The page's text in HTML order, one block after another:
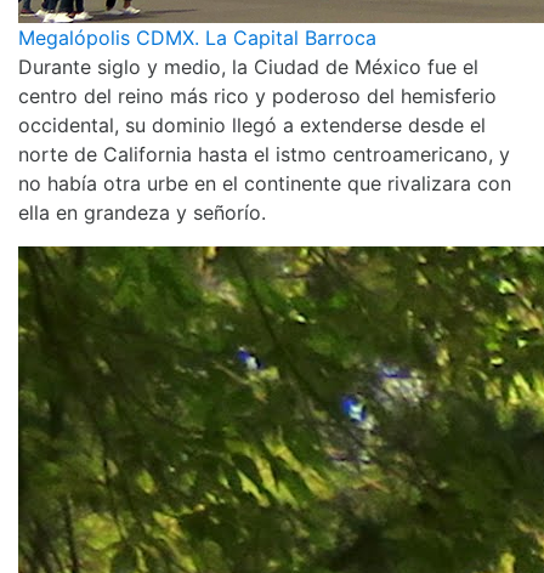
Megalópolis CDMX. La Capital Barroca
Durante siglo y medio, la Ciudad de México fue el
centro del reino más rico y poderoso del hemisferio
occidental, su dominio llegó a extenderse desde el
norte de California hasta el istmo centroamericano, y
no había otra urbe en el continente que rivalizara con
ella en grandeza y señorío.